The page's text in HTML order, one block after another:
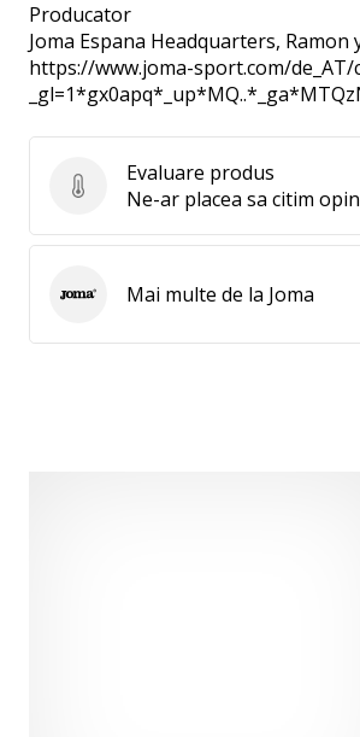
Producator
Joma Espana Headquarters, Ramon
https://www.joma-sport.com/de_AT/
Evaluare produs
Evaluare produs
Ne-ar placea sa citim
Joma Mai multe de la Joma